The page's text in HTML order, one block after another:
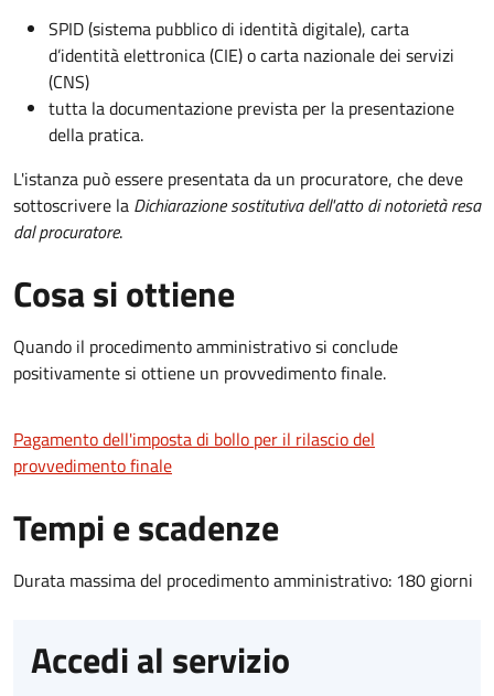
SPID (sistema pubblico di identità digitale), carta
d’identità elettronica (CIE) o carta nazionale dei servizi
(CNS)
tutta la documentazione prevista per la presentazione
della pratica.
L'istanza può essere presentata da un procuratore, che deve
sottoscrivere la Dichiarazione sostitutiva dell'atto di notorietà resa
dal procuratore.
Cosa si ottiene
Quando il procedimento amministrativo si conclude
positivamente si ottiene un provvedimento finale.
Pagamento dell'imposta di bollo per il rilascio del
provvedimento finale
Tempi e scadenze
Durata massima del procedimento amministrativo: 180 giorni
Accedi al servizio